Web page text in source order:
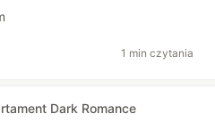
1 min czytania
Dark Romance